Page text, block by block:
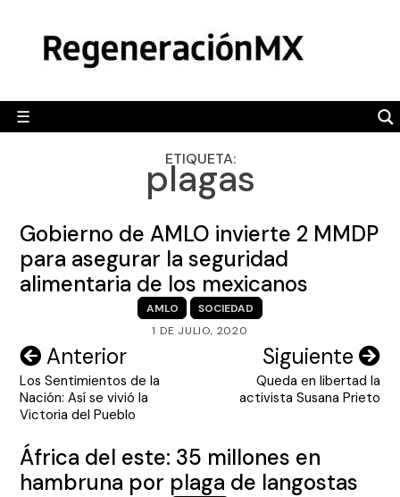
content
☰
POLÍTICA
CAMALEÓN
OPINIÓN
ENGLISH SECTION
VIDEOS
ETIQUETA:
plagas
Gobierno de AMLO invierte 2 MMDP
para asegurar la seguridad
alimentaria de los mexicanos
AMLO
SOCIEDAD
1 DE JULIO, 2020
Navegación
de
entradas
Anterior
Los Sentimientos de la
Nación: Así se vivió la
Victoria del Pueblo
Siguiente
Queda en libertad la
activista Susana Prieto
África del este: 35 millones en
hambruna por plaga de langostas